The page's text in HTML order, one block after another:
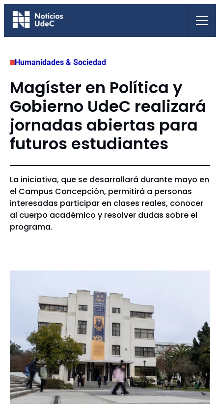
Saltar
Humanidades & Sociedad
Magíster en Política y
Gobierno UdeC realizará
jornadas abiertas para
futuros estudiantes
La iniciativa, que se desarrollará durante mayo en
el Campus Concepción, permitirá a personas
interesadas participar en clases reales, conocer
al cuerpo académico y resolver dudas sobre el
programa.